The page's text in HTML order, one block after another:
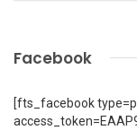
Facebook
[fts_facebook